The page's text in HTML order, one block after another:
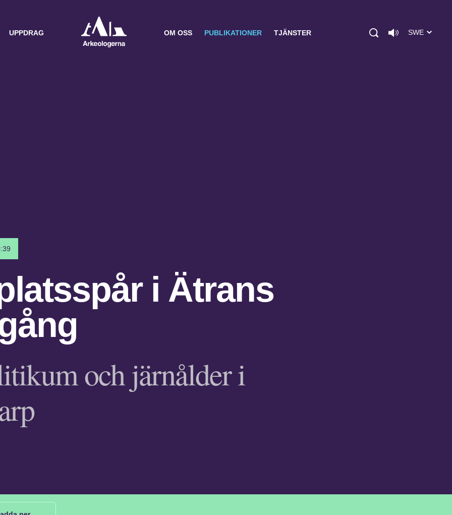
UPPDRAG OM OSS PUBLIKATIONER TJÄNSTER SWE
i Ätrans
och järnålder i